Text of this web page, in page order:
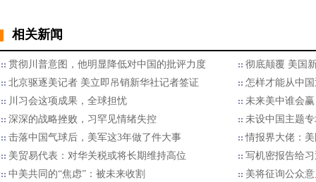
相关新闻
贯彻川普意图，他明显降低对中国的批评力度
彻底颠覆 美国
北京驱逐美记者 美立即吊销新华社记者签证
怎样才能从中
川习会这项成果，全球担忧
未来美中谁会
深深的战略挫败，习罕见情绪失控
未设中国主题
击落中国气球后，美军这3年做了件大事
情报界大佬：
美贸易代表：对华关税或将长期维持高位
写机密报告给
中美共同的“焦虑”：被未来收割
美将征询公众